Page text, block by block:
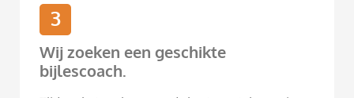
3
Wij zoeken een geschikte
bijlescoach.